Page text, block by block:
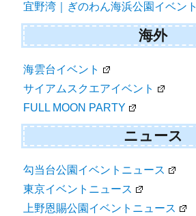
宜野湾｜ぎのわん海浜公園イベント
海外
海雲台イベント
サイアムスクエアイベント
FULL MOON PARTY
ニュース
勾当台公園イベントニュース
東京イベントニュース
上野恩賜公園イベントニュース